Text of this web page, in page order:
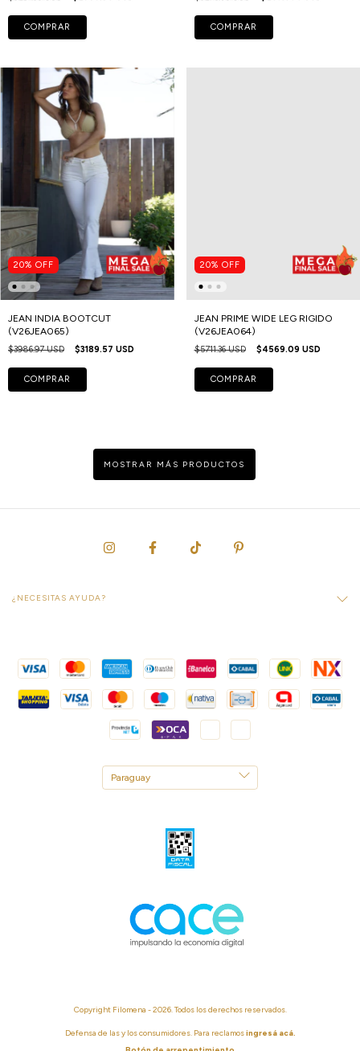
COMPRAR COMPRAR
20% OFF
JEAN INDIA BOOTCUT
(V26JEA065)
$3986.97 USD $3189.57 USD
COMPRAR
20% OFF
JEAN PRIME WIDE LEG RIGIDO
(V26JEA064)
$5711.36 USD $4569.09 USD
COMPRAR
MOSTRAR MÁS PRODUCTOS
¿NECESITAS AYUDA?
Copyright Filomena - 2026. Todos los derechos reservados.
Defensa de las y los consumidores. Para reclamosingresá acá.